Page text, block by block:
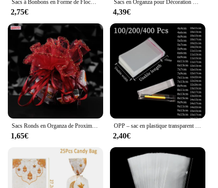
Sacs à Bonbons en Forme de Flocons de Neige, Emballage en Plastique Transparent pour Biscuits et Popcorn, Sacs-Cadeaux pour Enfants, Décorations de ixde Noël
2,75€
Sacs en Organza pour Décoration de ixde Mariage, Pochettes Cadeaux, Emballage de Bijoux, 7x9 cm, 9x12 cm, 10x15 cm, 13x18cm, 100 Pièces/Lot
4,39€
Sacs Ronds en Organza de Proximité, Pochettes à Bijoux, Emballage, Décoration de ixde Mariage, Pochettes Cadeaux, 6zsh, 10/50 Pièces
1,65€
OPP – sac en plastique transparent auto-scellant, cellophane, emballage autocollant, bijoux, bonbons, biscuits, sac d'emballage cadeau
2,40€